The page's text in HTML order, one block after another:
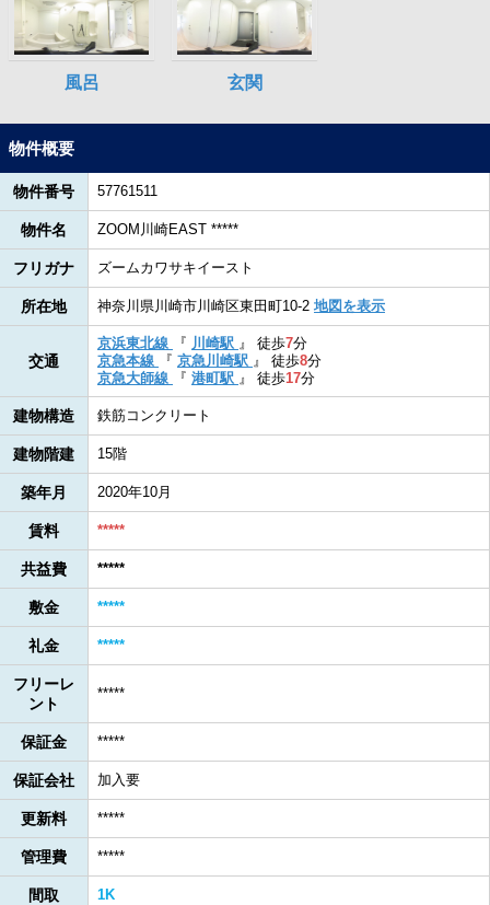
物件概要
物件番号 57761511
物件名 ZOOM川崎EAST *****
フリガナ ズームカワサキイースト
所在地 神奈川県川崎市川崎区東田町10-2 地図を表示
交通
京浜東北線 『 川崎駅 』 徒歩7分
京急本線
『 京急川崎駅 』 徒歩8分
京急大師線
『 港町駅 』 徒歩17分
建物構造 鉄筋コンクリート
建物階建 15階
築年月 2020年10月
賃料 *****
共益費 *****
敷金 *****
礼金 *****
フリーレ
ント
*****
保証金 *****
保証会社 加入要
更新料 *****
管理費 *****
間取 1K